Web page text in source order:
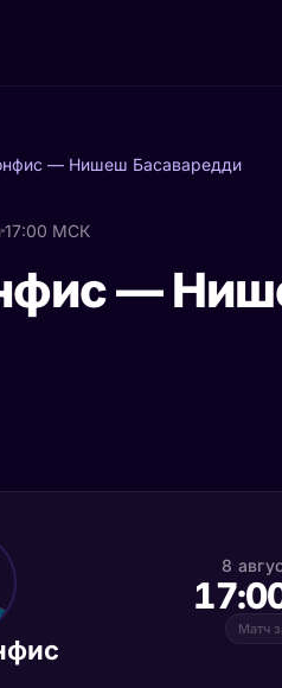
— Нишеш Басаваредди
17:00 МСК
—
8
Матч